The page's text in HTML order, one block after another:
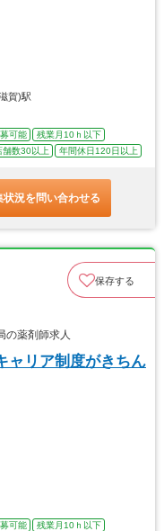
賀)駅
可能
残業月10ｈ以下
舗数30以上 年間休日120日以上
状況を問い合わせる
保存する
薬剤師求人
ャリア制度がきちん
可能
残業月10ｈ以下